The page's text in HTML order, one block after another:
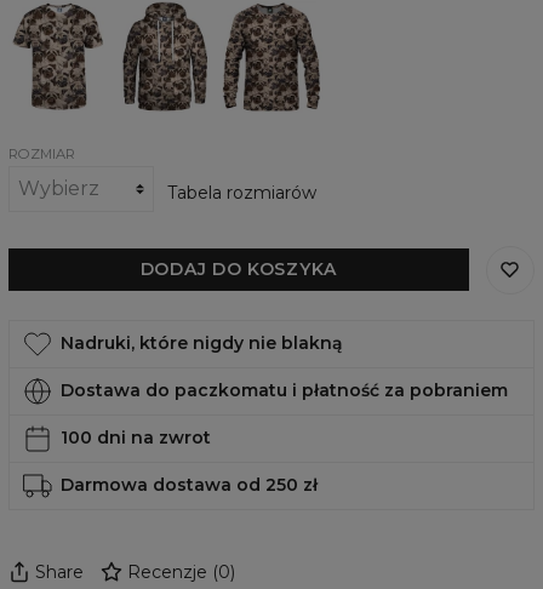
shirt
Pugsy
Damska
bluza
kapturem
Pugsy
Damska
bluza
Pugsy
ROZMIAR
Tabela rozmiarów
DODAJ DO KOSZYKA
Nadruki, które nigdy nie blakną
Dostawa do paczkomatu i płatność za pobraniem
100 dni na zwrot
Darmowa dostawa od 250 zł
Share Recenzje (0)